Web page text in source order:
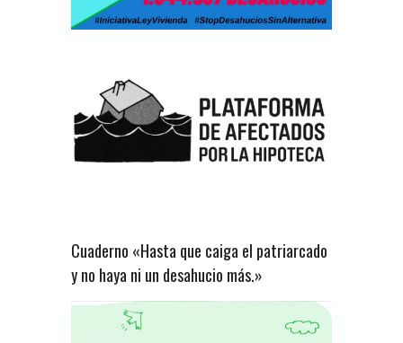
Cuaderno «Hasta que caiga el patriarcado
y no haya ni un desahucio más.»